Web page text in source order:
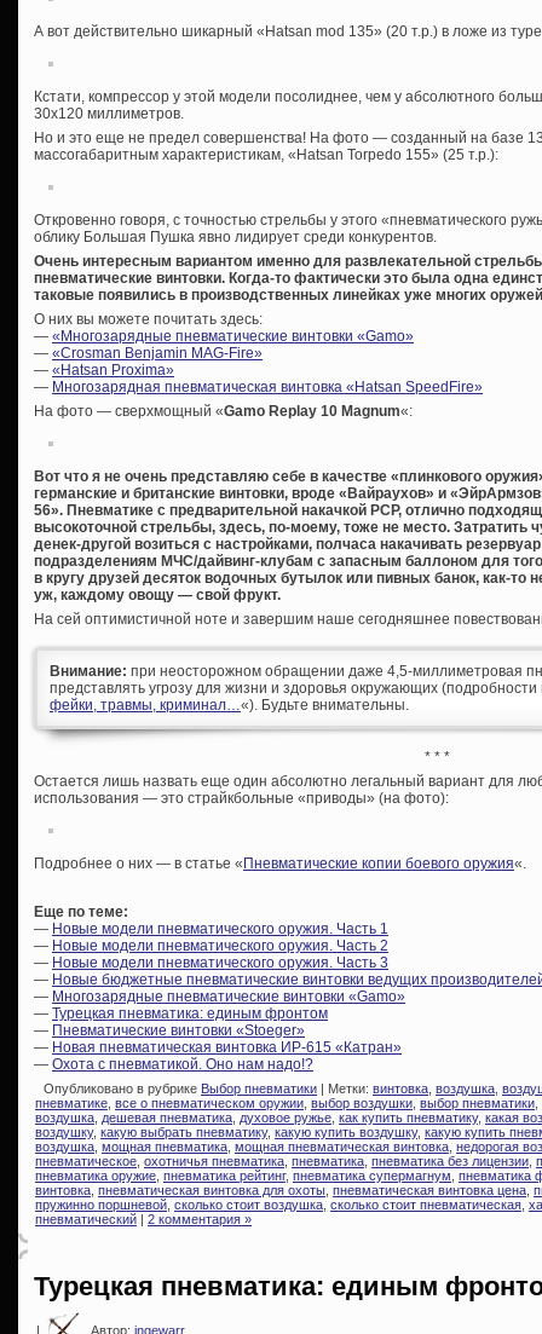
А вот действительно шикарный «Hatsan mod 135» (20 т.р.) в ложе из
Кстати, компрессор у этой модели посолиднее, чем у абсолютного
30х120 миллиметров.
Но и это еще не предел совершенства! На фото — созданный на базе
массогабаритным характеристикам, «Hatsan Torpedo 155» (25 т.р.):
Откровенно говоря, с точностью стрельбы у этого «пневматического
облику Большая Пушка явно лидирует среди конкурентов.
Очень интересным вариантом именно для развлекательной
пневматические винтовки. Когда-то фактически это была одна
таковые появились в производственных линейках уже многих
О них вы можете почитать здесь:
— «Многозарядные пневматические винтовки «Gamo»
— «Crosman Benjamin MAG-Fire»
— «Hatsan Proxima»
— Многозарядная пневматическая винтовка «Hatsan SpeedFire»
На фото — сверхмощный «Gamo Replay 10 Magnum«:
Вот что я не очень представляю себе в качестве «плинкового
германские и британские винтовки, вроде «Вайраухов» и
56». Пневматике с предварительной накачкой PCP, отлично
высокоточной стрельбы, здесь, по-моему, тоже не место. Затратить
денек-другой возиться с настройками, полчаса накачивать
подразделениям МЧС/дайвинг-клубам с запасным баллоном для
в кругу друзей десяток водочных бутылок или пивных банок, как-то
уж, каждому овощу — свой фрукт.
На сей оптимистичной ноте и завершим наше сегодняшнее
Внимание: при неосторожном обращении даже 4,5-миллиметровая
представлять угрозу для жизни и здоровья окружающих (подробности
фейки, травмы, криминал…«). Будьте внимательны.
* * *
Остается лишь назвать еще один абсолютно легальный вариант для
использования — это страйкбольные «приводы» (на фото):
Подробнее о них — в статье « Пневматические копии боевого оружия«.
Еще по теме:
— Новые модели пневматического оружия. Часть 1
— Новые модели пневматического оружия. Часть 2
— Новые модели пневматического оружия. Часть 3
— Новые бюджетные пневматические винтовки ведущих
— Многозарядные пневматические винтовки «Gamo»
— Турецкая пневматика: единым фронтом
— Пневматические винтовки «Stoeger»
— Новая пневматическая винтовка ИР-615 «Катран»
— Охота с пневматикой. Оно нам надо!?
Опубликовано в рубрике Выбор пневматики | Метки: винтовка воздушка
пневматике все о пневматическом оружии выбор воздушки выбор пневматики
воздушка дешевая пневматика духовое ружье как купить пневматику, какая
воздушку, какую выбрать пневматику, какую купить воздушку, какую купить
воздушка мощная пневматика мощная пневматическая винтовка недорогая
пневматическое охотничья пневматика пневматика пневматика без лицензии
пневматика оружие пневматика рейтинг, пневматика супермагнум пневматика
винтовка пневматическая винтовка для охоты пневматическая винтовка цена
пружинно поршневой сколько стоит воздушка сколько стоит пневматическая
пневматический | 2 комментария »
Турецкая пневматика: единым
| Автор: ingewarr